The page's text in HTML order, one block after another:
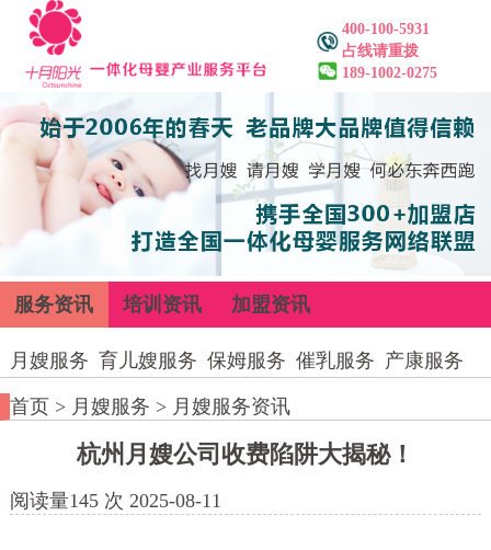
400-100-5931
占线请重拨
189-1002-0275
服务资讯 培训资讯 加盟资讯
月嫂服务 育儿嫂服务 保姆服务 催乳服务 产康服务
首页> 月嫂服务 > 月嫂服务资讯
杭州月嫂公司收费陷阱大揭秘！
阅读量145 次 2025-08-11